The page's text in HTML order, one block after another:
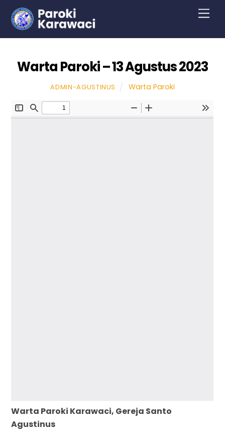
content
Warta Paroki – 13 Agustus 2023
ADMIN-AGUSTINUS Warta Paroki
Warta Paroki Karawaci, Gereja Santo
Agustinus